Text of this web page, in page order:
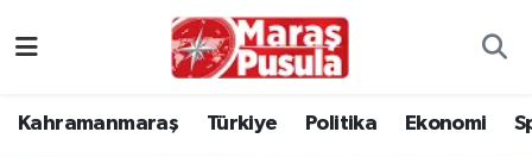
Kahramanmaraş Türkiye Politika Ekonomi